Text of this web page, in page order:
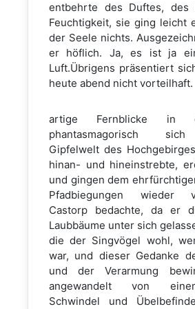
entbehrte des Duftes, des
Feuchtigkeit, sie ging leicht
der Seele nichts.
er höflich. Ja, es ist ja
Luft.Übrigens präsentiert
heute abend nicht vorteilhaft.
artige Fernblicke in
phantasmagorisch
Gipfelwelt des
hinan- und hineinstrebte,
und gingen dem
Pfadbiegungen wieder
Castorp bedachte, da er
Laubbäume unter sich
die der Singvögel wohl,
war, und dieser Gedanke
und der Verarmung
angewandelt von
Schwindel und